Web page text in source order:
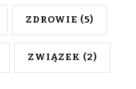
ZDROWIE (5)
ZWIĄZEK (2)